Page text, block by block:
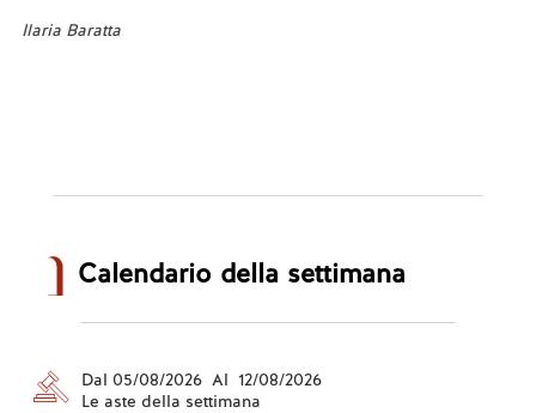
Ilaria Baratta
Calendario della settimana
Dal 05/08/2026 Al 12/08/2026
Le aste della settimana